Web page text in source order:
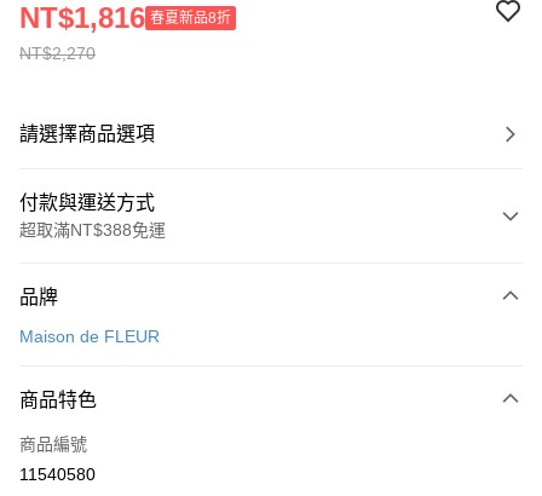
NT$2,270
NT$1,816 春夏新品8折
請選擇商品選項
付款與運送方式
超取滿NT$388免運
信用卡一次付款
3 期 0 利率 每期
合作金庫商業銀行
上海商業儲蓄銀行
超商取貨付款
LINE Pay
品牌
Maison de FLEUR
商品特色
商品編號
11540580